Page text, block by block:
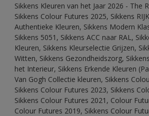
Sikkens Kleuren van het Jaar 2026 - The
Sikkens Colour Futures 2025, Sikkens
Authentieke Kleuren, Sikkens Modern
Sikkens 5051, Sikkens ACC naar RAL,
Kleuren, Sikkens Kleurselectie Grijzen,
Witten, Sikkens Gezondheidszorg,
het Interieur, Sikkens Erkende Kleuren
Van Gogh Collectie kleuren, Sikkens
Sikkens Colour Futures 2023, Sikkens
Sikkens Colour Futures 2021, Colour
Colour Futures 2019, Sikkens Colour